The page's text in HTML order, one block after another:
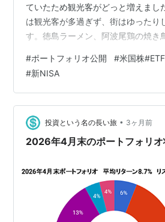
ていたため観光客がどっと増えまし
は観光客が多過ぎず、街はゆったり
す。徳島ラーメン、阿波尾鶏の焼き
霊山寺 ③阿波国一ノ宮・大麻比古神
中に中国で捕らえられたドイツ人捕
眼鏡橋 ④徳島市内スナップ 2026年
リオですが、4月に引き続き、5月
更新しました。各資産クラスの比率
同様、インデックス系のバンガード
#ポートフォリオ公開 #米国株#ETF
#新NISA
投資という名の長い旅 • 3ヶ月前
2026年4月末のポートフォリオ